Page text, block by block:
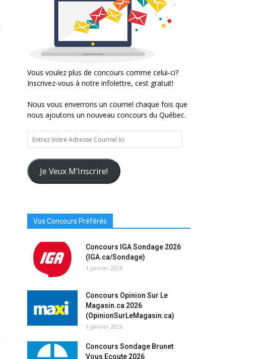
Vous voulez plus de concours comme celui-ci?
Inscrivez-vous à notre infolettre, cest gratuit!
Nous vous enverrons un courriel chaque fois que
nous ajoutons un nouveau concours du Québec.
Entrez
Votre
Adresse
Courriel
Ici
Je Veux M'Inscrire!
Vos Concours Préférés
Concours IGA Sondage 2026
(IGA.ca/Sondage)
1 janvier 2026
Concours Opinion Sur Le
Magasin.ca 2026
(OpinionSurLeMagasin.ca)
1 janvier 2026
Concours Sondage Brunet
Vous Ecoute 2026